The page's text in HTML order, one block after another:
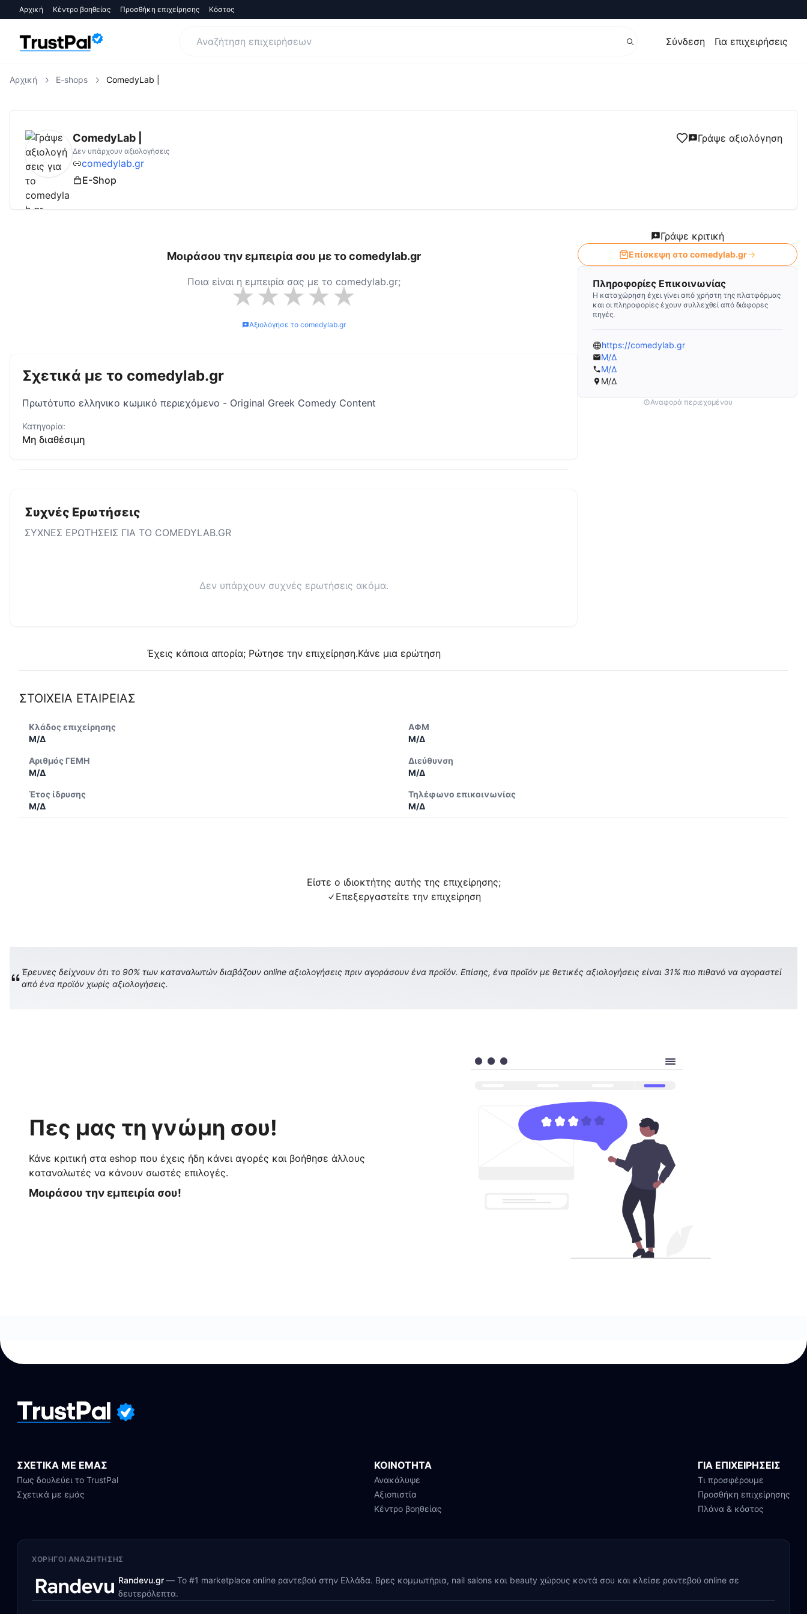
Αρχική Κέντρο βοηθείας Προσθήκη επιχείρησης Κόστος
Σύνδεση Για επιχειρήσεις
Αρχική E-shops ComedyLab |
comedylab.grΑξιολογήσεις | Δες Αξιολογήσεις και Κριτικές για
ComedyLab | Γράψε αξιολόγηση
Δεν υπάρχουν αξιολογήσεις
comedylab.gr
E-Shop
Μοιράσου την εμπειρία σου με τοcomedylab.gr
Ποια είναι η εμπειρία σας με το comedylab.gr;
★★★★★
Αξιολόγησε το comedylab.gr
Σχετικά με το comedylab.gr
Πρωτότυπο ελληνικο κωμικό περιεχόμενο - Original Greek Comedy Content
Κατηγορία:
Μη διαθέσιμη
Συχνές Ερωτήσεις
ΣΥΧΝΕΣ ΕΡΩΤΗΣΕΙΣ ΓΙΑ ΤΟ COMEDYLAB.GR
Δεν υπάρχουν συχνές ερωτήσεις ακόμα.
Έχεις κάποια απορία; Ρώτησε την επιχείρηση.Κάνε μια ερώτηση
Γράψε κριτική
Επίσκεψη στο comedylab.gr
Πληροφορίες Επικοινωνίας
Η καταχώρηση έχει γίνει από χρήστη της πλατφόρμας
και οι πληροφορίες έχουν συλλεχθεί από διάφορες
πηγές.
https://comedylab.gr
Μ/Δ
Μ/Δ
Μ/Δ
Αναφορά περιεχομένου
ΣΤΟΙΧΕΙΑ ΕΤΑΙΡΕΙΑΣ
Κλάδος επιχείρησης
Μ/Δ
ΑΦΜ
Μ/Δ
Αριθμός ΓΕΜΗ
Μ/Δ
Διεύθυνση
Μ/Δ
Έτος ίδρυσης
Μ/Δ
Τηλέφωνο επικοινωνίας
Μ/Δ
Είστε ο ιδιοκτήτης αυτής της επιχείρησης;
Επεξεργαστείτε την επιχείρηση
Έρευνες δείχνουν ότι το 90% των καταναλωτών διαβάζουν online αξιολογήσεις πριν αγοράσουν ένα προϊόν. Επίσης, ένα προϊόν με θετικές αξιολογήσεις είναι 31% πιο πιθανό να αγοραστεί
από ένα προϊόν χωρίς αξιολογήσεις.
Πες μας τη γνώμη σου!
Κάνε κριτική στα eshop που έχεις ήδη κάνει αγορές και βοήθησε άλλους
καταναλωτές να κάνουν σωστές επιλογές.
Μοιράσου την εμπειρία σου!
ΣΧΕΤΙΚΑ ΜΕ ΕΜΑΣ
Πως δουλεύει το TrustPal
Σχετικά με εμάς
ΚΟΙΝΟΤΗΤΑ
Ανακάλυψε
Αξιοπιστία
Κέντρο βοηθείας
ΓΙΑ ΕΠΙΧΕΙΡΗΣΕΙΣ
Τι προσφέρουμε
Προσθήκη επιχείρησης
Πλάνα & κόστος
ΧΟΡΗΓΟΊ ΑΝΑΖΉΤΗΣΗΣ
Randevu.gr — Το #1 marketplace online ραντεβού στην Ελλάδα. Βρες κομμωτήρια, nail salons και beauty χώρους κοντά σου και κλείσε ραντεβού online σε
δευτερόλεπτα.